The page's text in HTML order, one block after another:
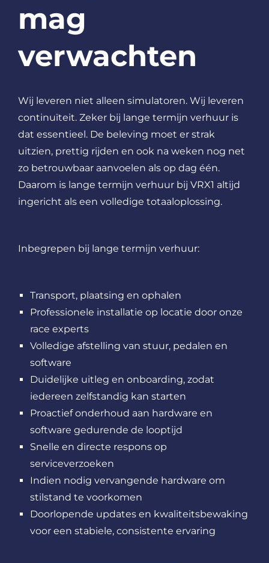
mag
verwachten
Wij leveren niet alleen simulatoren. Wij leveren
continuïteit. Zeker bij lange termijn verhuur is
dat essentieel. De beleving moet er strak
uitzien, prettig rijden en ook na weken nog net
zo betrouwbaar aanvoelen als op dag één.
Daarom is lange termijn verhuur bij VRX1 altijd
ingericht als een volledige totaaloplossing.
Inbegrepen bij lange termijn verhuur:
Transport, plaatsing en ophalen
Professionele installatie op locatie door onze
race experts
Volledige afstelling van stuur, pedalen en
software
Duidelijke uitleg en onboarding, zodat
iedereen zelfstandig kan starten
Proactief onderhoud aan hardware en
software gedurende de looptijd
Snelle en directe respons op
serviceverzoeken
Indien nodig vervangende hardware om
stilstand te voorkomen
Doorlopende updates en kwaliteitsbewaking
voor een stabiele, consistente ervaring